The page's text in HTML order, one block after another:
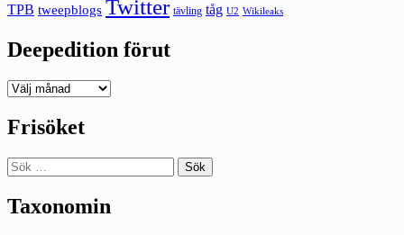
TPB tweepblogs Twitter tävling tåg U2 Wikileaks
Deepedition förut
Deepedition
Frisöket
Sök
efter:
Taxonomin